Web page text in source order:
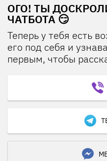
ОГО! ТЫ
ЧАТБОТА 😏
Теперь у тебя есть
его под себя и
первым, чтобы